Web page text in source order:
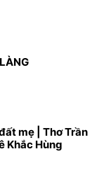
mẹ | Thơ Trần
Khắc Hùng